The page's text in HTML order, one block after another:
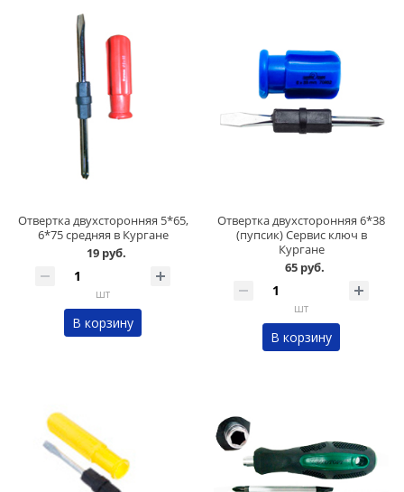
Отвертка двухсторонняя 5*65,
6*75 средняя в Кургане
19 руб.
шт
В корзину
Отвертка двухсторонняя 6*38
(пупсик) Сервис ключ в
Кургане
65 руб.
шт
В корзину